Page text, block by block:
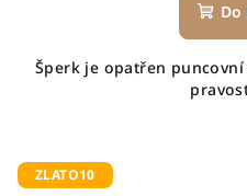
Do
Šperk je opatřen
ZLATO10